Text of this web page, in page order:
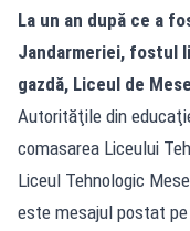
La un an după ce a
Jandarmeriei, fostul
gazdă, Liceul de
Autorităţile din
comasarea Liceului
Liceul Tehnologic
este mesajul postat